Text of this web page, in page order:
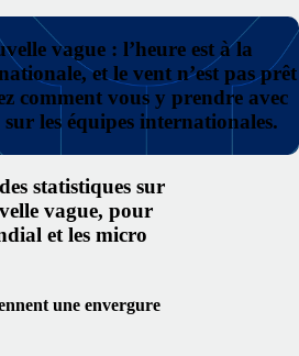
vague : l’heure est à la
et le vent n’est pas prêt
comment vous y prendre avec
les équipes internationales.
statistiques sur
vague, pour
et les micro
une envergure